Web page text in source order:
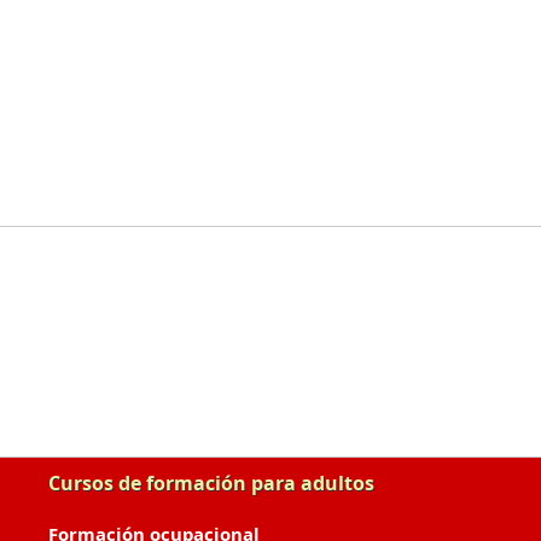
Cursos de formación para adultos
Formación ocupacional